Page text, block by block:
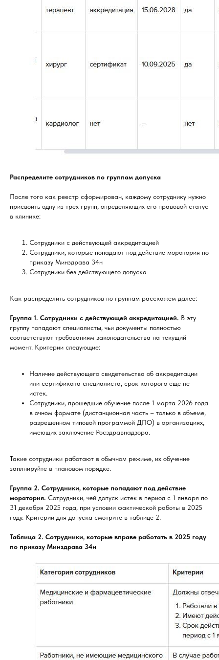
Распределите сотрудников по группам допуска
После того как реестр сформирован, каждому сотруднику нужно
присвоить одну из трех групп, определяющих его правовой статус
в клинике:
Сотрудники с действующей аккредитацией
Сотрудники, которые попадают под действие моратория по
приказу Минздрава 34н
Сотрудники без действующего допуска
Как распределить сотрудников по группам расскажем далее:
Группа 1. Сотрудники с действующей аккредитацией. В эту
группу попадают специалисты, чьи документы полностью
соответствуют требованиям законодательства на текущий
момент. Критерии следующие:
Наличие действующего свидетельства об аккредитации
или сертификата специалиста, срок которого еще не
истек.
Сотрудники, прошедшие обучение после 1 марта 2026 года
в очном формате (дистанционная часть – только в объеме,
разрешенном типовой программой ДПО) в организациях,
имеющих заключение Росздравнадзора.
Такие сотрудники работают в обычном режиме, их обучение
заплнируйте в плановом порядке.
Группа 2. Сотрудники, которые попадают под действие
моратория. Сотрудники, чей допуск истек в период с 1 января по
31 декабря 2025 года, при условии фактической работы в 2025
году. Критерии для допуска смотрите в таблице 2.
Таблица 2. Сотрудники, которые вправе работать в 2025 году
по приказу Минздрава 34н